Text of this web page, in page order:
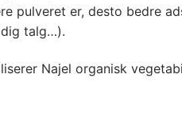
pulveret er, desto bedre
talg…).
Najel organisk